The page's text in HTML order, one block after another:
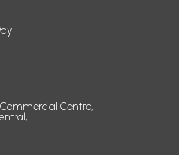
Centre,